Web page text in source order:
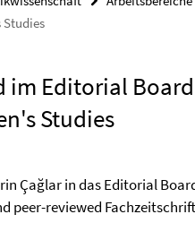
Studies
im Editorial
Studies
Çağlar in das Editorial
peer-reviewed